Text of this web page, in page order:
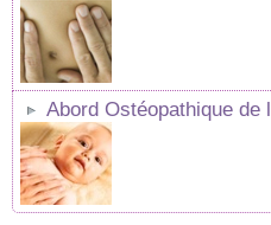
Abord Ostéopathique de